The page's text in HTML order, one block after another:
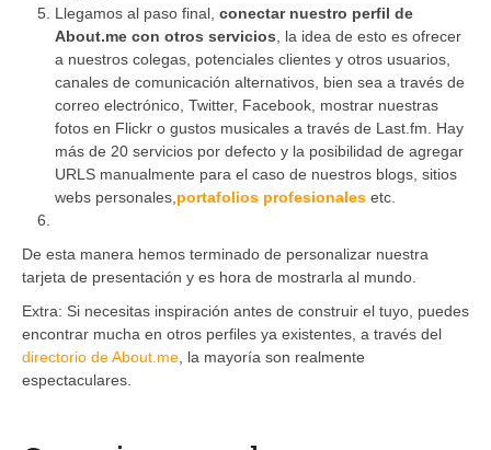
Llegamos al paso final, conectar nuestro perfil de
About.me con otros servicios , la idea de esto es ofrecer
a nuestros colegas, potenciales clientes y otros usuarios,
canales de comunicación alternativos, bien sea a través de
correo electrónico, Twitter, Facebook, mostrar nuestras
fotos en Flickr o gustos musicales a través de Last.fm . Hay
más de 20 servicios por defecto y la posibilidad de agregar
URLS manualmente para el caso de nuestros blogs, sitios
webs personales, portafolios profesionales etc.
De esta manera hemos terminado de personalizar nuestra
tarjeta de presentación y es hora de mostrarla al mundo.
Extra: Si necesitas inspiración antes de construir el tuyo, puedes
encontrar mucha en otros perfiles ya existentes, a través del
directorio de About.me , la mayoría son realmente
espectaculares.